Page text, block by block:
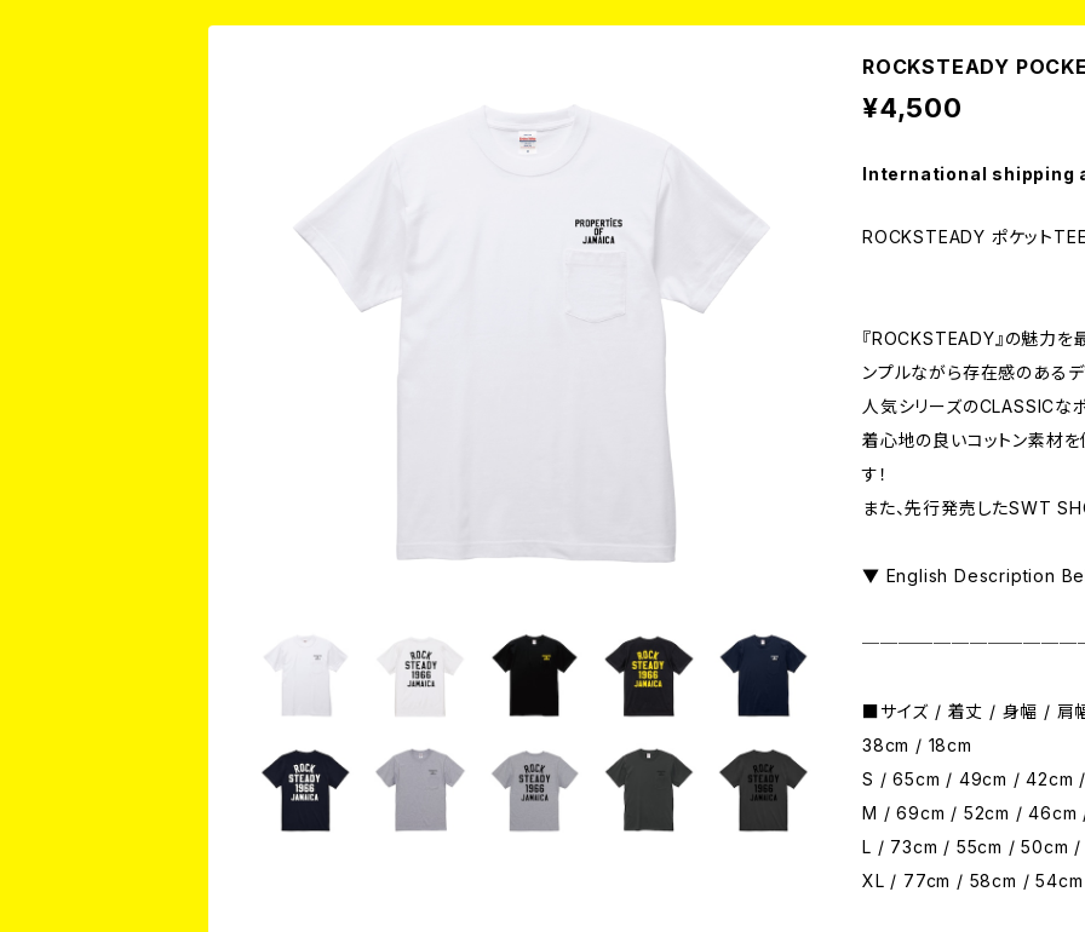
ROCKSTEADY
¥4,500
International shipping
ROCKSTEADY ポケットTEE
『ROCKSTEADY』の魅力を
ンプルながら存在感のある
人気シリーズのCLASSICな
着心地の良いコットン素材を
す！
また、先行発売したSWT
▼ English Description
■サイズ / 着丈 / 身幅 /
38cm / 18cm
S / 65cm / 49cm / 42cm /
M / 69cm / 52cm / 46cm
L / 73cm / 55cm / 50cm /
XL / 77cm / 58cm /